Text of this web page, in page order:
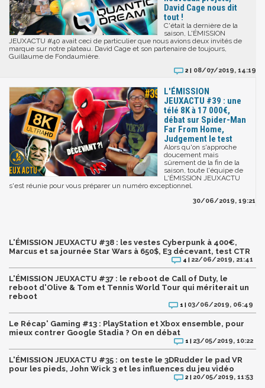
David Cage nous dit
tout !
C'était la dernière de la
saison, L'ÉMISSION
JEUXACTU #40 avait ceci de particulier que nous avions deux invités de
marque sur notre plateau. David Cage et son partenaire de toujours,
Guillaume de Fondaumière.
2 | 08/07/2019, 14:19
L'ÉMISSION
JEUXACTU #39 : une
télé 8K à 17 000€,
débat sur Spider-Man
Far From Home,
Judgement le test
Alors qu'on s'approche
doucement mais
sûrement de la fin de la
saison, toute l'équipe de
L'ÉMISSION JEUXACTU
s'est réunie pour vous préparer un numéro exceptionnel.
30/06/2019, 19:21
L'ÉMISSION JEUXACTU #38 : les vestes Cyberpunk à 400€,
Marcus et sa journée Star Wars à 650$, E3 décevant, test CTR
4 | 22/06/2019, 21:41
L'ÉMISSION JEUXACTU #37 : le reboot de Call of Duty, le
reboot d'Olive & Tom et Tennis World Tour qui mériterait un
reboot
1 | 03/06/2019, 06:49
Le Récap' Gaming #13 : PlayStation et Xbox ensemble, pour
mieux contrer Google Stadia ? On en débat
1 | 23/05/2019, 10:22
L'ÉMISSION JEUXACTU #35 : on teste le 3DRudder le pad VR
pour les pieds, John Wick 3 et les influences du jeu vidéo
2 | 20/05/2019, 11:53